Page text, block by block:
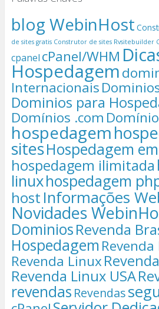
blog WebinHost
de sites gratis Construtor de sites Rvsitebuilder
cpanel cPanel/WHM
Hospedagem
Internacionais
Dominios para
Domínios .com
hospedagem
sitesHospedagem
hospedagem ilimitada
linuxhospedagem
host Informações
Novidades
DominiosRevenda
Hospedagem
Revenda Linux
Revenda Linux USA
revendas Revendas